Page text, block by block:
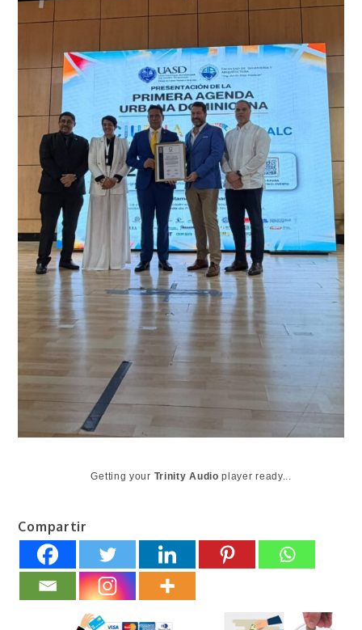
Getting your Trinity Audio player ready...
Compartir